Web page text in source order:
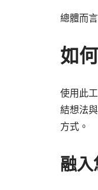
總體而
如
使用此
結想法
方式。
融